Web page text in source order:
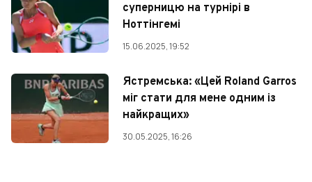
суперницю на турнірі в
Ноттінгемі
15.06.2025, 19:52
Ястремська: «Цей Roland Garros
міг стати для мене одним із
найкращих»
30.05.2025, 16:26